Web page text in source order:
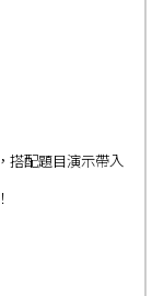
搭配題目演示帶入